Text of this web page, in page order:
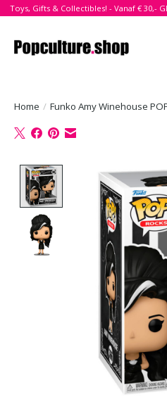
Toys, Gifts & Collectibles! - Vanaf € 30,-
Home / Funko Amy Winehouse
Product image